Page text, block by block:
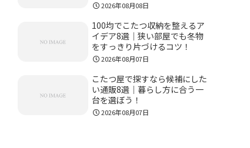
2026年08月08日
100均でこたつ収納を整えるア
イデア8選｜狭い部屋でも冬物
をすっきり片づけるコツ！
2026年08月07日
こたつ屋で探すなら候補にした
い通販8選｜暮らし方に合う一
台を選ぼう！
2026年08月07日